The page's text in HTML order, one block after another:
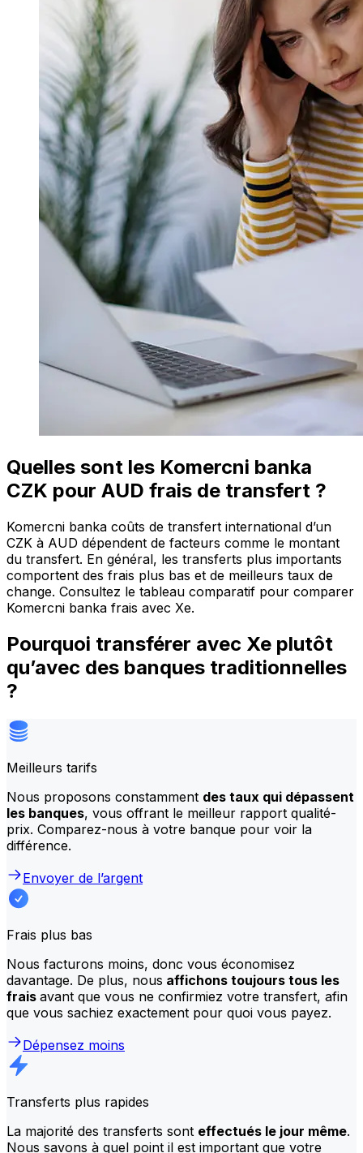
Quelles sont les Komercni banka
CZK pour AUD frais de transfert ?
Komercni banka coûts de transfert international d’un
CZK à AUD dépendent de facteurs comme le montant
du transfert. En général, les transferts plus importants
comportent des frais plus bas et de meilleurs taux de
change. Consultez le tableau comparatif pour comparer
Komercni banka frais avec Xe.
Pourquoi transférer avec Xe plutôt
qu’avec des banques traditionnelles
?
Meilleurs tarifs
Nous proposons constamment des taux qui dépassent
les banques, vous offrant le meilleur rapport qualité-
prix. Comparez-nous à votre banque pour voir la
différence.
Envoyer de l’argent
Frais plus bas
Nous facturons moins, donc vous économisez
davantage. De plus, nous affichons toujours tous les
frais avant que vous ne confirmiez votre transfert, afin
que vous sachiez exactement pour quoi vous payez.
Dépensez moins
Transferts plus rapides
La majorité des transferts sont effectués le jour même.
Nous savons à quel point il est important que votre